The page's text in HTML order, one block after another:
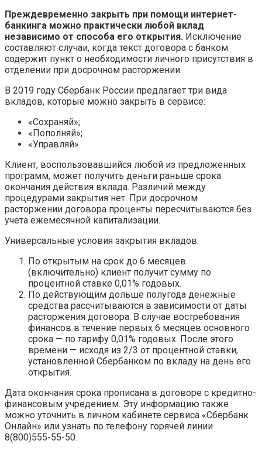
Преждевременно закрыть при помощи интернет-
банкинга можно практически любой вклад
независимо от способа его открытия. Исключение
составляют случаи, когда текст договора с банком
содержит пункт о необходимости личного присутствия в
отделении при досрочном расторжении.
В 2019 году Сбербанк России предлагает три вида
вкладов, которые можно закрыть в сервисе:
«Сохраняй»;
«Пополняй»;
«Управляй».
Клиент, воспользовавшийся любой из предложенных
программ, может получить деньги раньше срока
окончания действия вклада. Различий между
процедурами закрытия нет. При досрочном
расторжении договора проценты пересчитываются без
учета ежемесячной капитализации.
Универсальные условия закрытия вкладов:
По открытым на срок до 6 месяцев
(включительно) клиент получит сумму по
процентной ставке 0,01% годовых.
По действующим дольше полугода денежные
средства рассчитываются в зависимости от даты
расторжения договора. В случае востребования
финансов в течение первых 6 месяцев основного
срока — по тарифу 0,01% годовых. После этого
времени — исходя из 2/3 от процентной ставки,
установленной Сбербанком по вкладу на день его
открытия.
Дата окончания срока прописана в договоре с кредитно-
финансовым учредением. Эту информацию также
можно уточнить в личном кабинете сервиса «Сбербанк
Онлайн» или узнать по телефону горячей линии
8(800)555-55-50.